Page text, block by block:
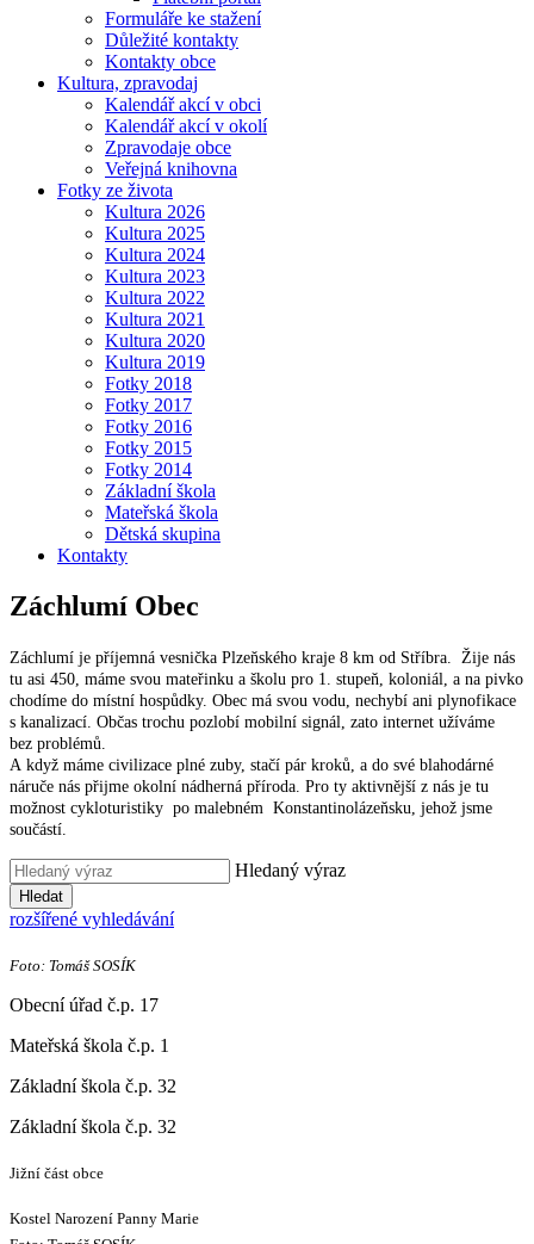
Formuláře ke stažení
Důležité kontakty
Kontakty obce
Kultura, zpravodaj
Kalendář akcí v obci
Kalendář akcí v okolí
Zpravodaje obce
Veřejná knihovna
Fotky ze života
Kultura 2026
Kultura 2025
Kultura 2024
Kultura 2023
Kultura 2022
Kultura 2021
Kultura 2020
Kultura 2019
Fotky 2018
Fotky 2017
Fotky 2016
Fotky 2015
Fotky 2014
Základní škola
Mateřská škola
Dětská skupina
Kontakty
Záchlumí Obec
Záchlumí je příjemná vesnička Plzeňského kraje 8 km od Stříbra. Žije nás
tu asi 450, máme svou mateřinku a školu pro 1. stupeň, koloniál, a na pivko
chodíme do místní hospůdky. Obec má svou vodu, nechybí ani plynofikace
s kanalizací. Občas trochu pozlobí mobilní signál, zato internet užíváme
bez problémů.
A když máme civilizace plné zuby, stačí pár kroků, a do své blahodárné
náruče nás přijme okolní nádherná příroda. Pro ty aktivnější z nás je tu
možnost cykloturistiky po malebném Konstantinolázeňsku, jehož jsme
součástí.
Hledaný výraz
Hledat
rozšířené vyhledávání
Foto: Tomáš SOSÍK
Obecní úřad č.p. 17
Mateřská škola č.p. 1
Základní škola č.p. 32
Základní škola č.p. 32
Jižní část obce
Kostel Narození Panny Marie